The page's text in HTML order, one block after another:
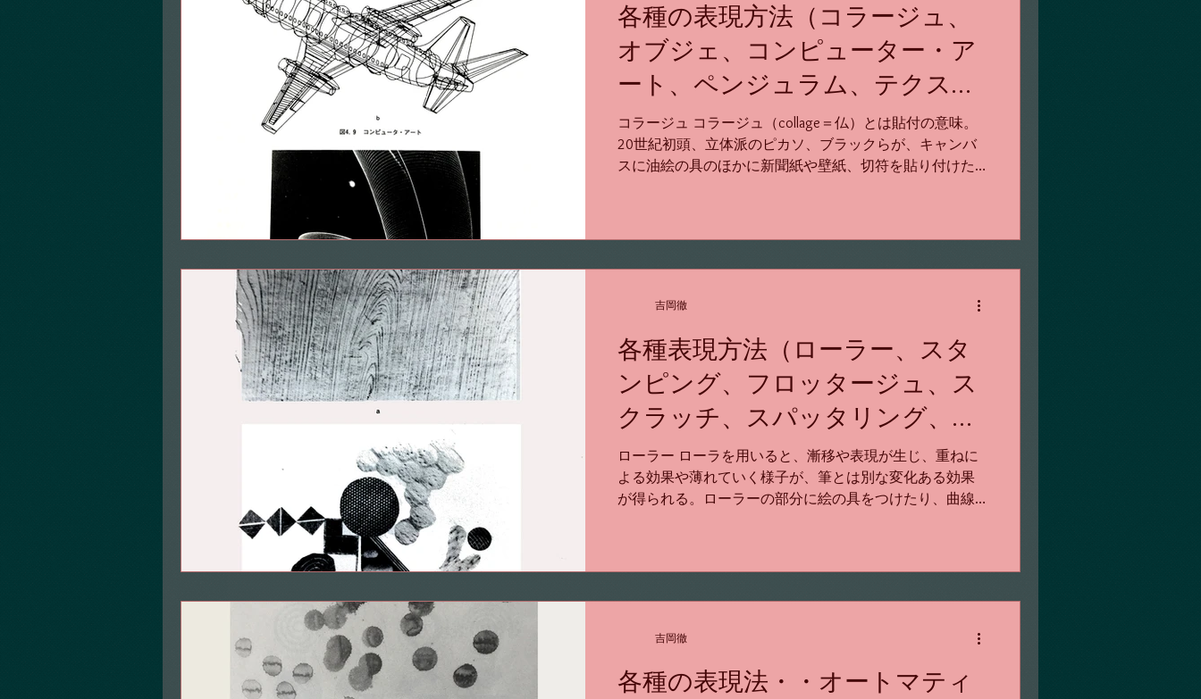
各種の表現方法（コラージュ、
オブジェ、コンピューター・ア
ート、ペンジュラム、テクスチ
ュア、魔法陣）
コラージュ コラージュ（collage＝仏）とは貼付の意味。
20世紀初頭、立体派のピカソ、ブラックらが、キャンバ
スに油絵の具のほかに新聞紙や壁紙、切符を貼り付けた
各種表現方法（ローラー、スタ
ンピング、フロッタージュ、ス
クラッチ、スパッタリング、モ
ンタージュ）
ローラー ローラを用いると、漸移や表現が生じ、重ねに
よる効果や薄れていく様子が、筆とは別な変化ある効果
が得られる。ローラーの部分に絵の具をつけたり、曲線
吉岡徹
各種の表現法・・オートマティ
吉岡徹